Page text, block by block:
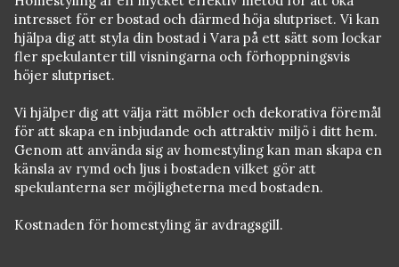
intresset för er bostad och därmed höja slutpriset. Vi kan
hjälpa dig att styla din bostad i Vara på ett sätt som lockar
fler spekulanter till visningarna och förhoppningsvis
höjer slutpriset.
Vi hjälper dig att välja rätt möbler och dekorativa föremål
för att skapa en inbjudande och attraktiv miljö i ditt hem.
Genom att använda sig av homestyling kan man skapa en
känsla av rymd och ljus i bostaden vilket gör att
spekulanterna ser möjligheterna med bostaden.
Kostnaden för homestyling är avdragsgill.